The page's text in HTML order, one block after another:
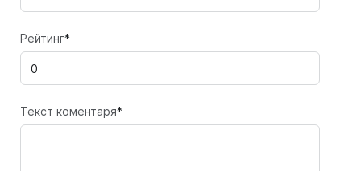
Рейтинг*
Текст коментаря*